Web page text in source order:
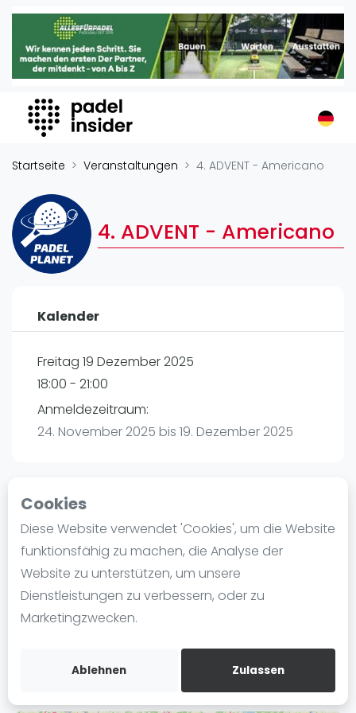
Cookies
Diese Website verwendet 'Cookies', um die Website
funktionsfähig zu machen, die Analyse der
Website zu unterstützen, um unsere
Dienstleistungen zu verbessern, oder zu
Marketingzwecken.
Ablehnen Zulassen
Padel Insider
Home
Organisationen
Buchungssysteme
Padel-Shops
Padelplatzbauer
Verschiedenes
Veranstaltungen
International
Ranking
Männer
Frauen
Blog
Die Geschichte von Padel
Regeln und Punktzählung
Padel Schläge
Video
Startseite Veranstaltungen 4. ADVENT - Americano
4. ADVENT - Americano
Kalender
Freitag 19 Dezember 2025
18:00 - 21:00
Anmeldezeitraum:
24. November 2025 bis 19. Dezember 2025
Playtomic
Padel Planet | Schönebeck
Stadionstraße 19
39218Schönebeck
Routebeschrijving